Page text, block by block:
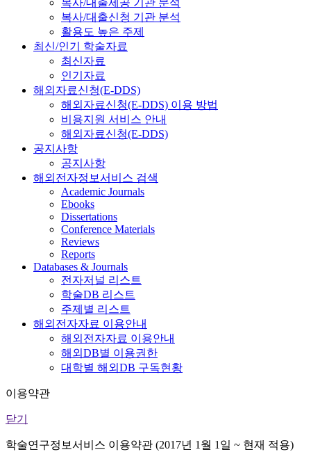
복사/대출제공 기관 분석
복사/대출신청 기관 분석
활용도 높은 주제
최신/인기 학술자료
최신자료
인기자료
해외자료신청(E-DDS)
해외자료신청(E-DDS) 이용 방법
비용지원 서비스 안내
해외자료신청(E-DDS)
공지사항
공지사항
해외전자정보서비스 검색
Academic Journals
Ebooks
Dissertations
Conference Materials
Reviews
Reports
Databases & Journals
전자저널 리스트
학술DB 리스트
주제별 리스트
해외전자자료 이용안내
해외전자자료 이용안내
해외DB별 이용권한
대학별 해외DB 구독현황
이용약관
닫기
학술연구정보서비스 이용약관 (2017년 1월 1일 ~ 현재 적용)